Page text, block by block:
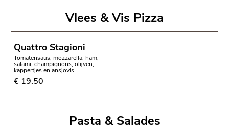
Vlees & Vis Pizza
Quattro Stagioni
Tomatensaus, mozzarella, ham,
salami, champignons, olijven,
kappertjes en ansjovis
€ 19.50
Pasta & Salades